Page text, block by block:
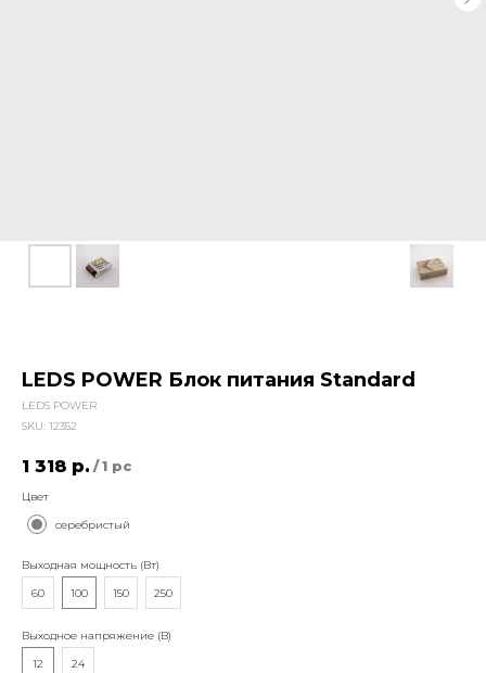
LEDS POWER Блок питания Standard
LEDS POWER
SKU: 12352
1 318 р. / 1 pc
Цвет
серебристый
Выходная мощность (Вт)
60
100 150 250
Выходное напряжение (В)
12
24